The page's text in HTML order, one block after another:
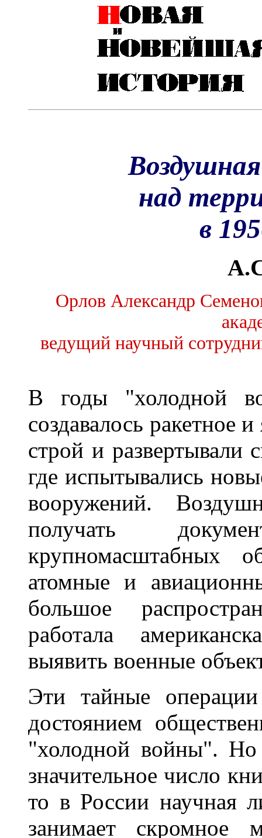
над
в
Орлов Александр
ведущий научный
В годы "холодной
создавалось ракетное
строй и развертывали
где испытывались
вооружений.
получать
крупномасштабных
атомные и
большое
работала
выявить военные
Эти тайные
достоянием
"холодной войны".
значительное число
то в России научная
занимает